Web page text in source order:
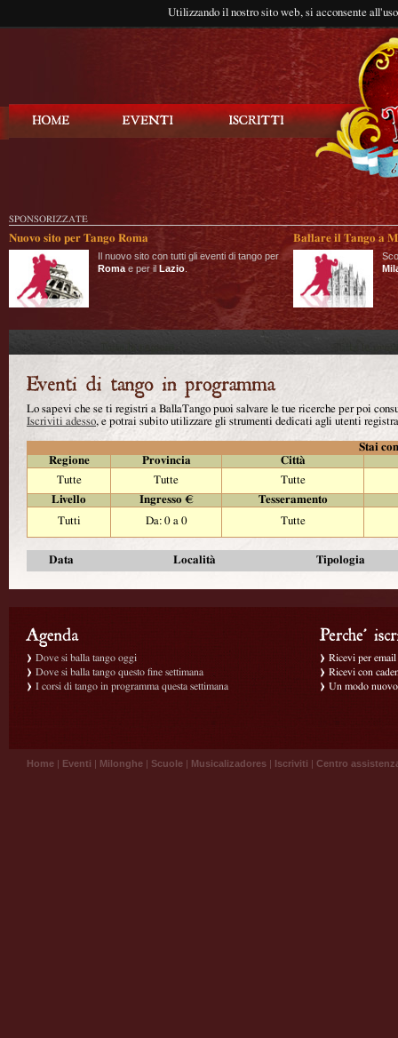
Utilizzando il nostro sito web, si acconsente
SPONSORIZZATE
Nuovo sito per Tango Roma
Il nuovo sito con tutti gli eventi di tango per
Roma e per il Lazio
Ballare il Tango a
Lo sapevi che se ti registri a BallaTango puoi salvare le tue ricerche per poi
Iscriviti adesso, e potrai subito utilizzare gli strumenti dedicati agli utenti
Stai
Regione
Provincia
Città
Tutte
Tutte
Tutte
Livello
Ingresso €
Tesseramento
Tutti
Da: 0 a 0 Tutte
Data Località Tipologia
Dove si balla tango oggi
Dove si balla tango questo fine settimana
I corsi di tango in programma questa settimana
Ricevi per
Ricevi con
Un modo
Home | Eventi | Milonghe | Scuole | Musicalizadores | Iscriviti | Centro